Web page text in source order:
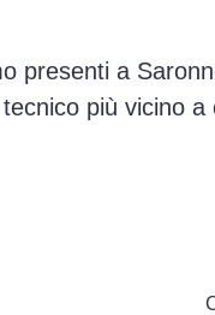
presenti a
più vicino